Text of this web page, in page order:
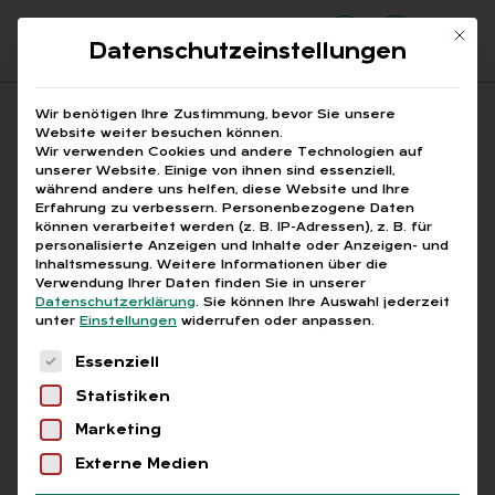
Suchfeld
Suchen
Breadcrumb-Navigation
STARTSEITE ATEMWEGSERKRANKUNGEN
Alle Bei­trä­ge mit dem
Schlag­wort „Atem­wegs­
er­kran­kun­gen“
Mit
Datenschutzeinstellungen
Wir benötigen Ihre Zustimmung, bevor Sie unsere
Website weiter besuchen können.
Wir verwenden Cookies und andere Technologien auf
unserer Website. Einige von ihnen sind essenziell,
während andere uns helfen, diese Website und Ihre
Erfahrung zu verbessern. Personenbezogene Daten
können verarbeitet werden (z. B. IP-Adressen), z. B. für
personalisierte Anzeigen und Inhalte oder Anzeigen- und
Inhaltsmessung. Weitere Informationen über die
Verwendung Ihrer Daten finden Sie in unserer
Datenschutzerklärung. Sie können Ihre Auswahl jederzeit
unter Einstellungen widerrufen oder anpassen.
Es folgt eine Liste der Service-Gruppen, für
Essenziell
Statistiken
Marketing
Externe Medien